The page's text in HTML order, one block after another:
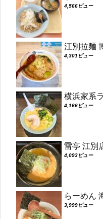
4,566ビュー
江別拉麺
4,301ビュー
横浜家系
4,166ビュー
雷亭 江別
4,093ビュー
らーめん
3,999ビュー